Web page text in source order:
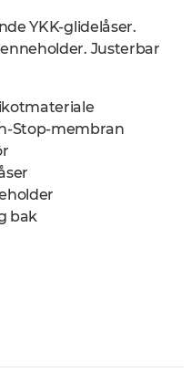
YKK-glidelåser.
Justerbar
Stop-membran
bak